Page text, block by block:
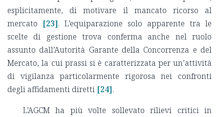
esplicitamente, di motivare il mancato ricorso al
mercato [23]. L’equiparazione solo apparente tra le
scelte di gestione trova conferma anche nel ruolo
assunto dall’Autorità Garante della Concorrenza e del
Mercato, la cui prassi si è caratterizzata per un’attività
di vigilanza particolarmente rigorosa nei confronti
degli affidamenti diretti [24].
L’AGCM ha più volte sollevato rilievi critici in